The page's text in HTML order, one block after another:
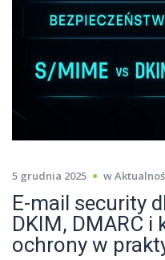
5 grudnia 2025 w
E-mail security
DKIM, DMARC i
ochrony w